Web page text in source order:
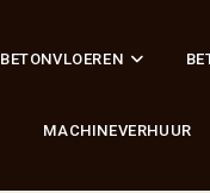
BETONVLOEREN
MACHINEVERHUUR